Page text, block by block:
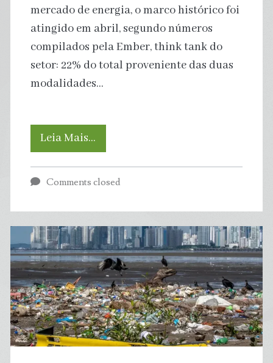
mercado de energia, o marco histórico foi
atingido em abril, segundo números
compilados pela Ember, think tank do
setor: 22% do total proveniente das duas
modalidades…
Leia Mais…
solar
superam
gás
no
mundo
Comments closed